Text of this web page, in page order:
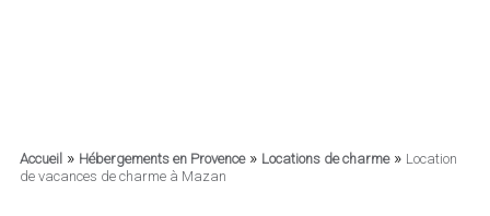
Accueil» Hébergements en Provence» Locations de charme» Location
de vacances de charme à Mazan